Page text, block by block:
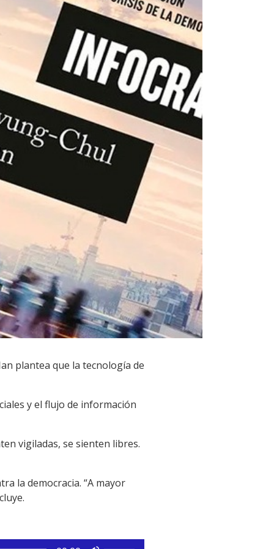
plantea que la tecnología de
y el flujo de información
vigiladas, se sienten libres.
la democracia. “A mayor